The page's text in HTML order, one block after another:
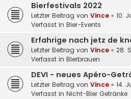
Bierfestivals 2022
Letzter Beitrag von Vince « 10.
Verfasst in Bier-Events
Erfahrige nach jetz de
Letzter Beitrag von Vince « 28.
Verfasst in Bierbrauen
DEVI - neues Apéro-
Letzter Beitrag von Vince « 14.
Verfasst in Nicht-Bier Getränke